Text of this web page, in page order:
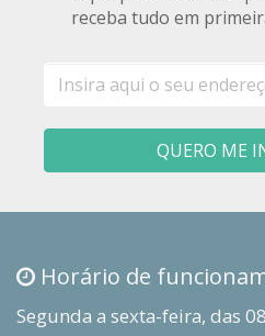
receba tudo em
mail
QUERO ME
Horário de
Segunda a sexta-feira, das